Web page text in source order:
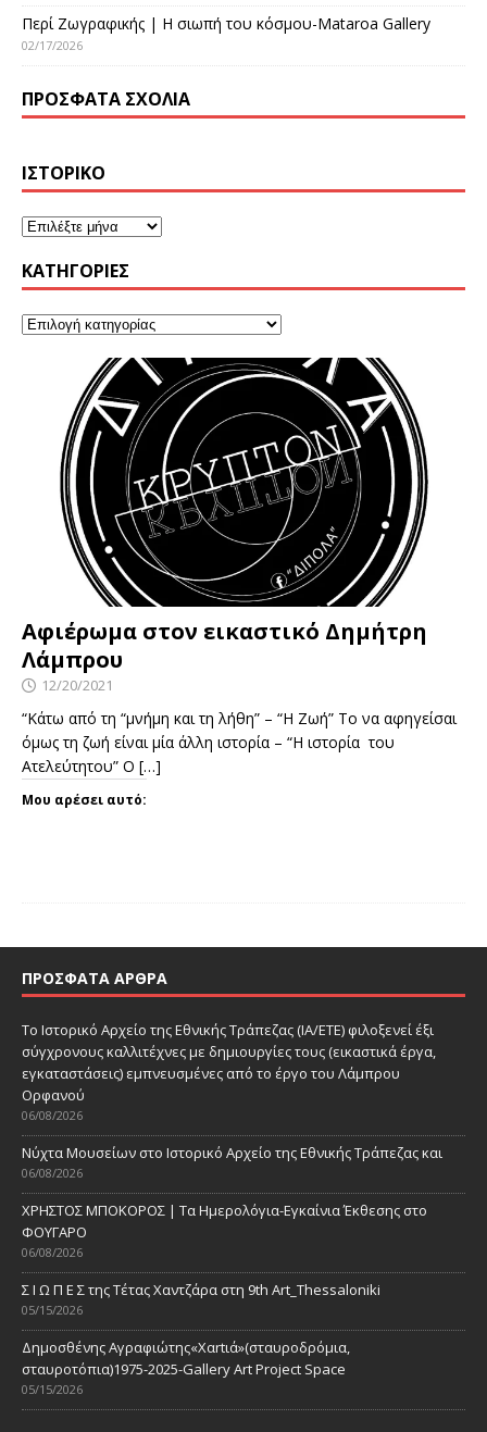
Περί Ζωγραφικής | Η σιωπή του κόσμου-Mataroa Gallery
02/17/2026
ΠΡΌΣΦΑΤΑ ΣΧΌΛΙΑ
ΙΣΤΟΡΙΚΌ
KΑΤΗΓΟΡΊΕΣ
Αφιέρωμα στον εικαστικό Δημήτρη
Λάμπρου
12/20/2021
“Κάτω από τη “μνήμη και τη λήθη” – “Η Ζωή” Το να αφηγείσαι
όμως τη ζωή είναι μία άλλη ιστορία – “Η ιστορία του
Ατελεύτητου” Ο […]
Μου αρέσει αυτό:
ΠΡΌΣΦΑΤΑ ΆΡΘΡΑ
Το Ιστορικό Αρχείο της Εθνικής Τράπεζας (ΙΑ/ΕΤΕ) φιλοξενεί έξι
σύγχρονους καλλιτέχνες με δημιουργίες τους (εικαστικά έργα,
εγκαταστάσεις) εμπνευσμένες από το έργο του Λάμπρου
Ορφανού
06/08/2026
Νύχτα Μουσείων στο Ιστορικό Αρχείο της Εθνικής Τράπεζας και
06/08/2026
ΧΡΗΣΤΟΣ ΜΠΟΚΟΡΟΣ | Τα Ημερολόγια-Εγκαίνια Έκθεσης στο
ΦΟΥΓΑΡΟ
06/08/2026
Σ Ι Ω Π Ε Σ της Τέτας Χαντζάρα στη 9th Art_Thessaloniki
05/15/2026
Δημοσθένης Αγραφιώτης«Xαrtιά»(σταυροδρόμια,
σταυροτόπια)1975-2025-Gallery Art Project Space
05/15/2026